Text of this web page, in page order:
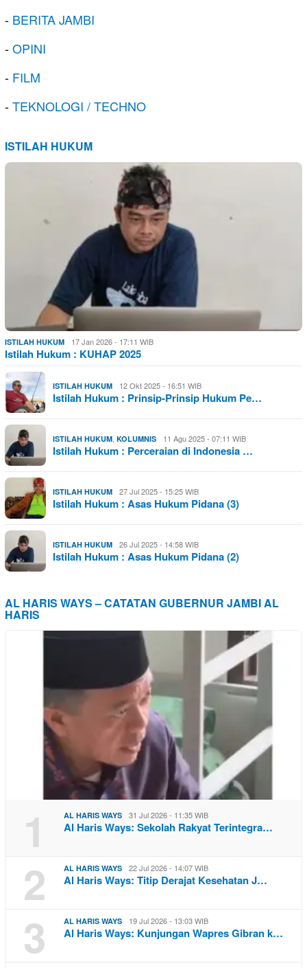
- BERITA JAMBI
-OPINI
- FILM
-TEKNOLOGI / TECHNO
ISTILAH HUKUM
ISTILAH HUKUM 17 Jan 2026 - 17:11 WIB
Istilah Hukum : KUHAP 2025
ISTILAH HUKUM 12 Okt 2025 - 16:51 WIB
Istilah Hukum : Prinsip-Prinsip Hukum Pe…
ISTILAH HUKUM KOLUMNIS 11 Agu 2025 - 07:11 WIB
Istilah Hukum : Perceraian di Indonesia …
ISTILAH HUKUM 27 Jul 2025 - 15:25 WIB
Istilah Hukum : Asas Hukum Pidana (3)
ISTILAH HUKUM 26 Jul 2025 - 14:58 WIB
Istilah Hukum : Asas Hukum Pidana (2)
AL HARIS WAYS – CATATAN GUBERNUR JAMBI AL
HARIS
1 AL HARIS WAYS 31 Jul 2026 - 11:35 WIB
Al Haris Ways: Sekolah Rakyat Terintegra…
2 AL HARIS WAYS 22 Jul 2026 - 14:07 WIB
Al Haris Ways: Titip Derajat Kesehatan J…
3 AL HARIS WAYS 19 Jul 2026 - 13:03 WIB
Al Haris Ways: Kunjungan Wapres Gibran k…